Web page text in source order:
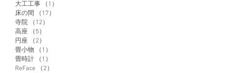
大工工事
（1）
床の間
（17）
寺院
（12）
高座
（5）
円座
（2）
畳小物
（1）
畳時計
（1）
ReFace
（2）